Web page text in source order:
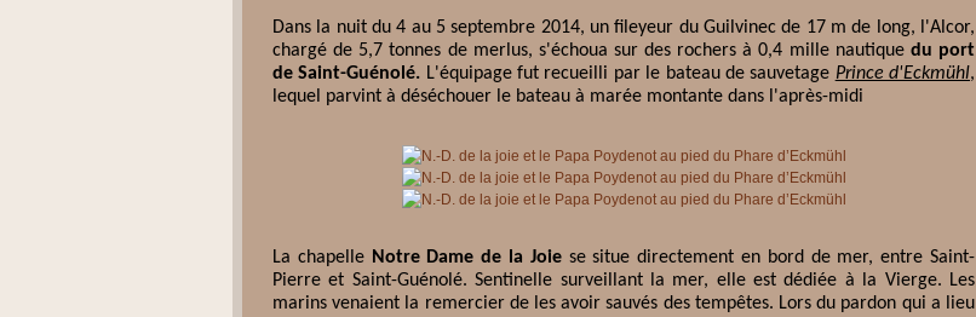
Dans la nuit du 4 au 5 septembre 2014, un fileyeur du Guilvinec de 17 m de long, l'Alcor,
chargé de 5,7 tonnes de merlus, s'échoua sur des rochers à 0,4 mille nautique du port
de Saint-Guénolé. L'équipage fut recueilli par le bateau de sauvetage Prince d'Eckmühl,
lequel parvint à déséchouer le bateau à marée montante dans l'après-midi
La chapelle Notre Dame de la Joiese situe directement en bord de mer, entre Saint-
Pierre et Saint-Guénolé. Sentinelle surveillant la mer, elle est dédiée à la Vierge. Les
marins venaient la remercier de les avoir sauvés des tempêtes. Lors du pardon qui a lieu